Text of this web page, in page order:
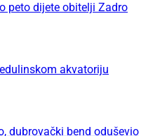
peto dijete obitelji Zadro
akvatoriju
dubrovački bend oduševio